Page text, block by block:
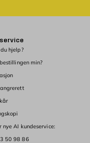
hjelp?
min?
nye AI kundeservice:
50 98 86